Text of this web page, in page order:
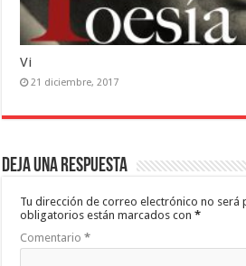
Vi
21 diciembre, 2017
Deja una respuesta
Tu dirección de correo electrónico no será
obligatorios están marcados con*
Comentario*